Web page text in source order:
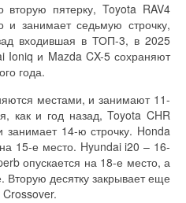
пятерку, Toyota RAV4
занимает седьмую строчку,
входившая в ТОП-3, в 2025
Ioniq и Mazda CX-5 сохраняют
года.
местами, и занимают 11-
как и год назад, Toyota CHR
14-ю строчку. Honda
15-е место. Hyundai i20 – 16-
опускается на 18-е место, а
десятку закрывает еще